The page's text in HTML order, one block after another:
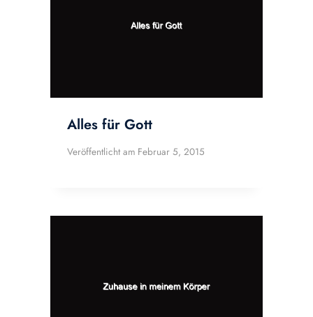
Alles für Gott
Veröffentlicht am Februar 5, 2015